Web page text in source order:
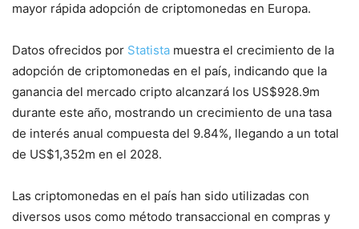
mayor rápida adopción de criptomonedas en Europa.
Datos ofrecidos por Statista muestra el crecimiento de la
adopción de criptomonedas en el país, indicando que la
ganancia del mercado cripto alcanzará los US$928.9m
durante este año, mostrando un crecimiento de una tasa
de interés anual compuesta del 9.84%, llegando a un total
de US$1,352m en el 2028.
Las criptomonedas en el país han sido utilizadas con
diversos usos como método transaccional en compras y